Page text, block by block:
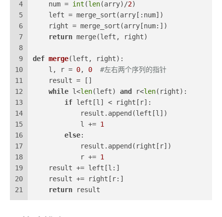
4
5
6
7
8
9
10
11
12
13
14
15
16
17
18
19
20
21
    num =
int (len(arry)/2)
    left = merge_sort(arry[:num])
    right = merge_sort(arry[num:])
return merge(left, right)
def merge(left, right):
    l, r =
0, 0
#左右两个序列的指针
    result = []
while l<len(left) and r<len(right):
if left[l] < right[r]:
            result.append(left[l])
            l +=
1
else:
            result.append(right[r])
            r +=
1
    result += left[l:]
    result += right[r:]
return result